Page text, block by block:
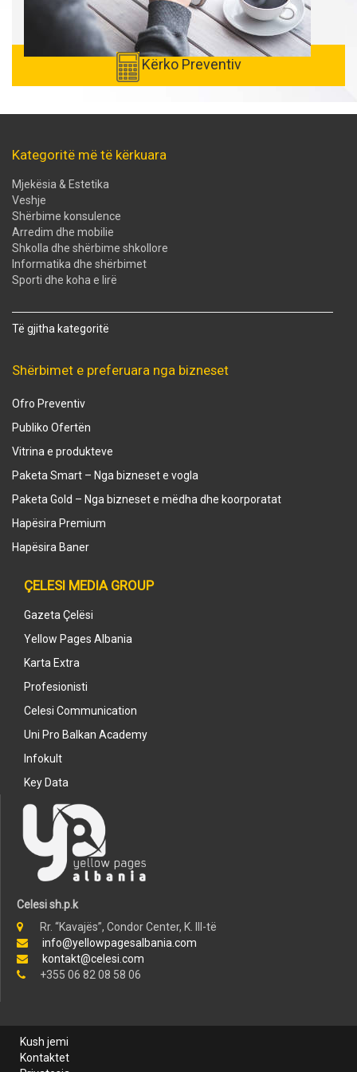
Kërko Preventiv
Kategoritë më të kërkuara
Mjekësia & Estetika
Veshje
Shërbime konsulence
Arredim dhe mobilie
Shkolla dhe shërbime shkollore
Informatika dhe shërbimet
Sporti dhe koha e lirë
Të gjitha kategoritë
Shërbimet e preferuara nga bizneset
Ofro Preventiv
Publiko Ofertën
Vitrina e produkteve
Paketa Smart – Nga bizneset e vogla
Paketa Gold – Nga bizneset e mëdha dhe koorporatat
Hapësira Premium
Hapësira Baner
ÇELESI MEDIA GROUP
Gazeta Çelësi
Yellow Pages Albania
Karta Extra
Profesionisti
Celesi Communication
Uni Pro Balkan Academy
Infokult
Key Data
Celesi sh.p.k
Rr. “Kavajës”, Condor Center, K. III-të
info@yellowpagesalbania.com
kontakt@celesi.com
+355 06 82 08 58 06
Kush jemi
Kontaktet